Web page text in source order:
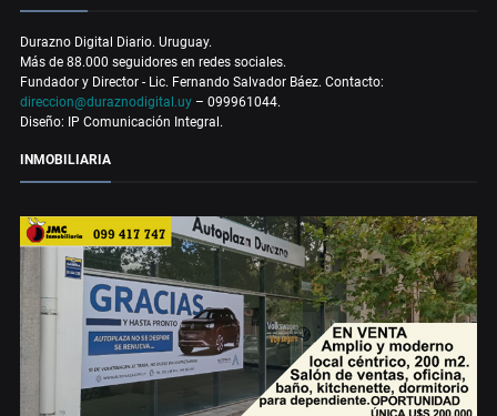
Durazno Digital Diario. Uruguay.
Más de 88.000 seguidores en redes sociales.
Fundador y Director - Lic. Fernando Salvador Báez. Contacto:
direccion@duraznodigital.uy – 099961044.
Diseño: IP Comunicación Integral.
INMOBILIARIA